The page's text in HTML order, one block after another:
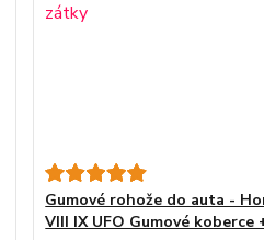
Gumové rohože do auta -
VIII IX UFO Gumové koberce